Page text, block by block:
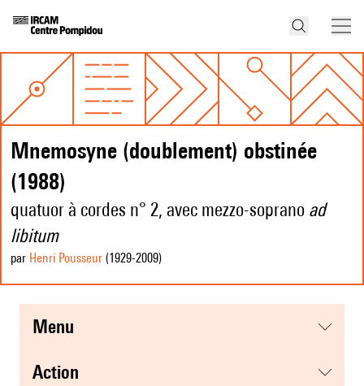
Mnemosyne (doublement) obstinée
(1988)
quatuor à cordes n° 2, avec mezzo-soprano ad
libitum
par Henri Pousseur (1929-2009)
menu
action